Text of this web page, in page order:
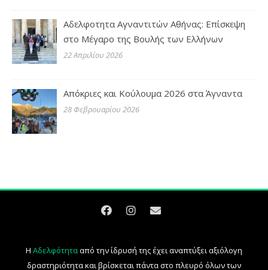
Αδελφοτητα Αγναντιτών Αθήνας: Επίσκεψη
στο Μέγαρο της Βουλής των Ελλήνων
22 Απριλίου 2026
Απόκριες και Κούλουμα 2026 στα Άγναντα
28 Φεβρουαρίου 2026
Η Αδελφότητααπό την ίδρυσή της έχει αναπτύξει αξιόλογη
δραστηριότητα και βρίσκεται πάντα στο πλευρό όλων των